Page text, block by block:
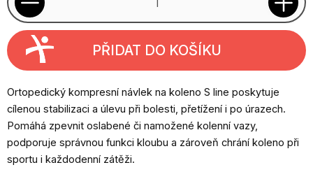
PŘIDAT DO KOŠÍKU
Ortopedický kompresní návlek na koleno S line poskytuje
cílenou stabilizaci a úlevu při bolesti, přetížení i po úrazech.
Pomáhá zpevnit oslabené či namožené kolenní vazy,
podporuje správnou funkci kloubu a zároveň chrání koleno při
sportu i každodenní zátěži.